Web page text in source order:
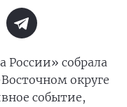
России» собрала
округе
событие,